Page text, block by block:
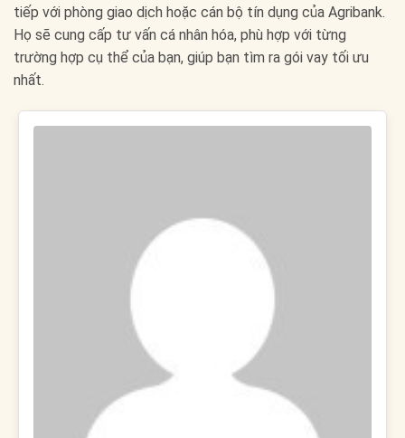
tiếp với phòng giao dịch hoặc cán bộ tín dụng của Agribank.
Họ sẽ cung cấp tư vấn cá nhân hóa, phù hợp với từng
trường hợp cụ thể của bạn, giúp bạn tìm ra gói vay tối ưu
nhất.